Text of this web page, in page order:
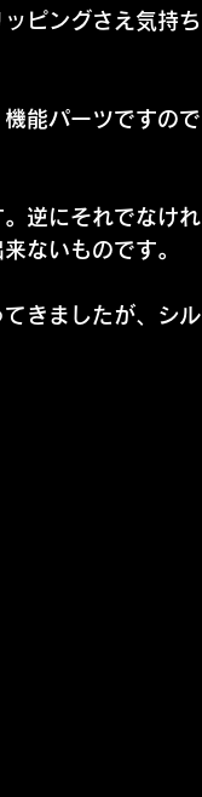
ピングさえ気持ち
能パーツですので
逆にそれでなけれ
ないものです。
きましたが、シル